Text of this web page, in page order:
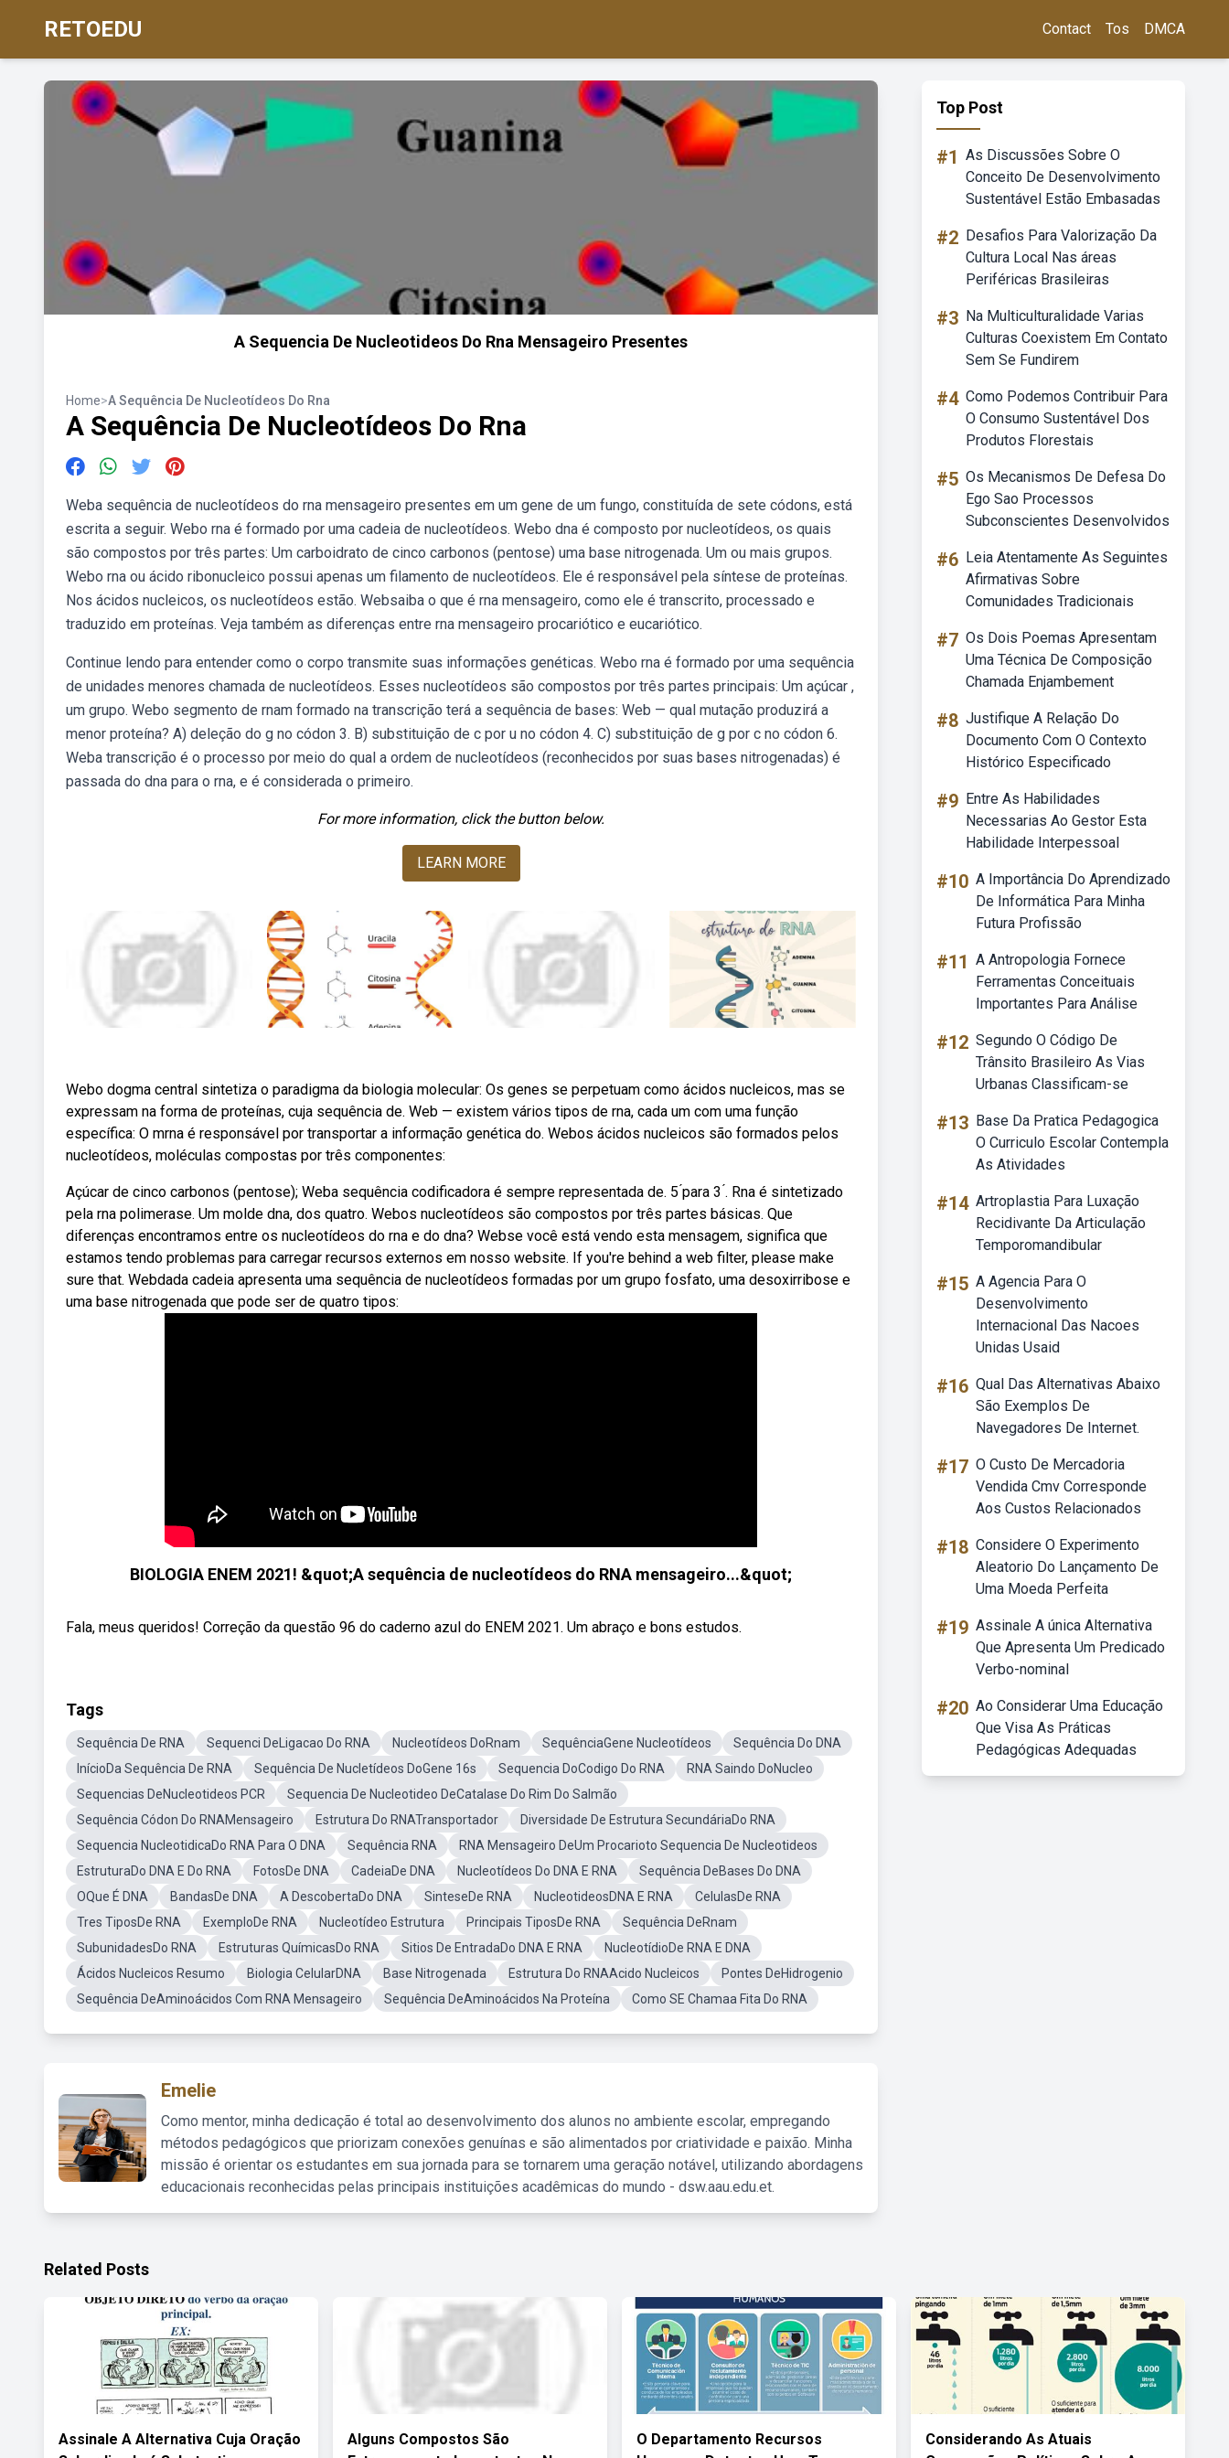
RETOEDU Contact Tos DMCA
A Sequencia De Nucleotideos Do Rna Mensageiro Presentes
Home>A Sequência De Nucleotídeos Do Rna
A Sequência De Nucleotídeos Do Rna
Weba sequência de nucleotídeos do rna mensageiro presentes em um gene de um fungo, constituída de sete códons, está
escrita a seguir. Webo rna é formado por uma cadeia de nucleotídeos. Webo dna é composto por nucleotídeos, os quais
são compostos por três partes: Um carboidrato de cinco carbonos (pentose) uma base nitrogenada. Um ou mais grupos.
Webo rna ou ácido ribonucleico possui apenas um filamento de nucleotídeos. Ele é responsável pela síntese de proteínas.
Nos ácidos nucleicos, os nucleotídeos estão. Websaiba o que é rna mensageiro, como ele é transcrito, processado e
traduzido em proteínas. Veja também as diferenças entre rna mensageiro procariótico e eucariótico.
Continue lendo para entender como o corpo transmite suas informações genéticas. Webo rna é formado por uma sequência
de unidades menores chamada de nucleotídeos. Esses nucleotídeos são compostos por três partes principais: Um açúcar ,
um grupo. Webo segmento de rnam formado na transcrição terá a sequência de bases: Web — qual mutação produzirá a
menor proteína? A) deleção do g no códon 3. B) substituição de c por u no códon 4. C) substituição de g por c no códon 6.
Weba transcrição é o processo por meio do qual a ordem de nucleotídeos (reconhecidos por suas bases nitrogenadas) é
passada do dna para o rna, e é considerada o primeiro.
For more information, click the button below.
LEARN MORE
Webo dogma central sintetiza o paradigma da biologia molecular: Os genes se perpetuam como ácidos nucleicos, mas se
expressam na forma de proteínas, cuja sequência de. Web — existem vários tipos de rna, cada um com uma função
específica: O mrna é responsável por transportar a informação genética do. Webos ácidos nucleicos são formados pelos
nucleotídeos, moléculas compostas por três componentes:
Açúcar de cinco carbonos (pentose); Weba sequência codificadora é sempre representada de. 5 ́para 3 ́. Rna é sintetizado
pela rna polimerase. Um molde dna, dos quatro. Webos nucleotídeos são compostos por três partes básicas. Que
diferenças encontramos entre os nucleotídeos do rna e do dna? Webse você está vendo esta mensagem, significa que
estamos tendo problemas para carregar recursos externos em nosso website. If you're behind a web filter, please make
sure that. Webdada cadeia apresenta uma sequência de nucleotídeos formadas por um grupo fosfato, uma desoxirribose e
uma base nitrogenada que pode ser de quatro tipos:
BIOLOGIA ENEM 2021! &quot;A sequência de nucleotídeos do RNA mensageiro...&quot;
Fala, meus queridos! Correção da questão 96 do caderno azul do ENEM 2021. Um abraço e bons estudos.
Tags
Sequência De RNA Sequenci DeLigacao Do RNA Nucleotídeos DoRnam SequênciaGene Nucleotídeos
Sequência Do DNA
InícioDa Sequência De RNA
Sequência De Nucletídeos DoGene 16s Sequencia DoCodigo Do RNA
RNA Saindo DoNucleo
Sequencias DeNucleotideos PCR
Sequencia De Nucleotideo DeCatalase Do Rim Do Salmão
Sequência Códon Do RNAMensageiro
Estrutura Do RNATransportador
Diversidade De Estrutura SecundáriaDo RNA
Sequencia NucleotidicaDo RNA Para O DNA
Sequência RNA
RNA Mensageiro DeUm Procarioto Sequencia De Nucleotideos
EstruturaDo DNA E Do RNA
FotosDe DNA CadeiaDe DNA Nucleotídeos Do DNA E RNA
Sequência DeBases Do DNA
OQue É DNA
BandasDe DNA A DescobertaDo DNA SinteseDe RNA NucleotideosDNA E RNA
CelulasDe RNA
Tres TiposDe RNA
ExemploDe RNA Nucleotídeo Estrutura Principais TiposDe RNA
Sequência DeRnam
SubunidadesDo RNA
Estruturas QuímicasDo RNA Sitios De EntradaDo DNA E RNA
NucleotídioDe RNA E DNA
Ácidos Nucleicos Resumo
Biologia CelularDNA Base Nitrogenada Estrutura Do RNAAcido Nucleicos
Pontes DeHidrogenio
Sequência DeAminoácidos Com RNA Mensageiro
Sequência DeAminoácidos Na Proteína Como SE Chamaa Fita Do RNA
Emelie
Como mentor, minha dedicação é total ao desenvolvimento dos alunos no ambiente escolar, empregando
métodos pedagógicos que priorizam conexões genuínas e são alimentados por criatividade e paixão. Minha
missão é orientar os estudantes em sua jornada para se tornarem uma geração notável, utilizando abordagens
educacionais reconhecidas pelas principais instituições acadêmicas do mundo - dsw.aau.edu.et.
Top Post
#1 As Discussões Sobre O
Conceito De Desenvolvimento
Sustentável Estão Embasadas
#2 Desafios Para Valorização Da
Cultura Local Nas áreas
Periféricas Brasileiras
#3 Na Multiculturalidade Varias
Culturas Coexistem Em Contato
Sem Se Fundirem
#4 Como Podemos Contribuir Para
O Consumo Sustentável Dos
Produtos Florestais
#5 Os Mecanismos De Defesa Do
Ego Sao Processos
Subconscientes Desenvolvidos
#6 Leia Atentamente As Seguintes
Afirmativas Sobre
Comunidades Tradicionais
#7 Os Dois Poemas Apresentam
Uma Técnica De Composição
Chamada Enjambement
#8 Justifique A Relação Do
Documento Com O Contexto
Histórico Especificado
#9 Entre As Habilidades
Necessarias Ao Gestor Esta
Habilidade Interpessoal
#10 A Importância Do Aprendizado
De Informática Para Minha
Futura Profissão
#11 A Antropologia Fornece
Ferramentas Conceituais
Importantes Para Análise
#12 Segundo O Código De
Trânsito Brasileiro As Vias
Urbanas Classificam-se
#13 Base Da Pratica Pedagogica
O Curriculo Escolar Contempla
As Atividades
#14 Artroplastia Para Luxação
Recidivante Da Articulação
Temporomandibular
#15 A Agencia Para O
Desenvolvimento
Internacional Das Nacoes
Unidas Usaid
#16 Qual Das Alternativas Abaixo
São Exemplos De
Navegadores De Internet.
#17 O Custo De Mercadoria
Vendida Cmv Corresponde
Aos Custos Relacionados
#18 Considere O Experimento
Aleatorio Do Lançamento De
Uma Moeda Perfeita
#19 Assinale A única Alternativa
Que Apresenta Um Predicado
Verbo-nominal
#20 Ao Considerar Uma Educação
Que Visa As Práticas
Pedagógicas Adequadas
Related Posts
Assinale A Alternativa Cuja Oração
Alguns Compostos São
O Departamento Recursos
Considerando As Atuais